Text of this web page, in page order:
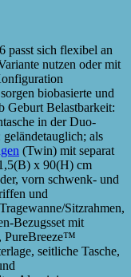
passt sich flexibel an
nutzen oder mit
biobasierte und
Geburt Belastbarkeit:
in der Duo-
als
(Twin) mit separat
x 90(H) cm
vorn schwenk- und
und
Sitzrahmen,
Bezugsset mit
PureBreeze™
seitliche Tasche,